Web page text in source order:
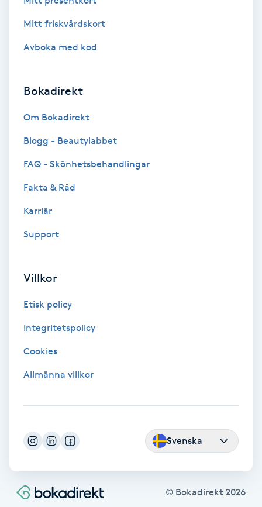
Personlig tränare
Picolaser
Pigmentfläckar
Powder brows
Power Yoga
PRX-T33
Psoriasis
Rakning
Mitt friskvårdskort
Avboka med kod
Bokadirekt
Om Bokadirekt
Blogg - Beautylabbet
FAQ - Skönhetsbehandlingar
Fakta & Råd
Karriär
Support
Villkor
Etisk policy
Integritetspolicy
Cookies
Allmänna villkor
Svenska
© Bokadirekt 2026